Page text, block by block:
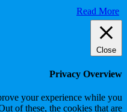
Read More
Close
Privacy Overview
your experience while you
of these, the cookies that are